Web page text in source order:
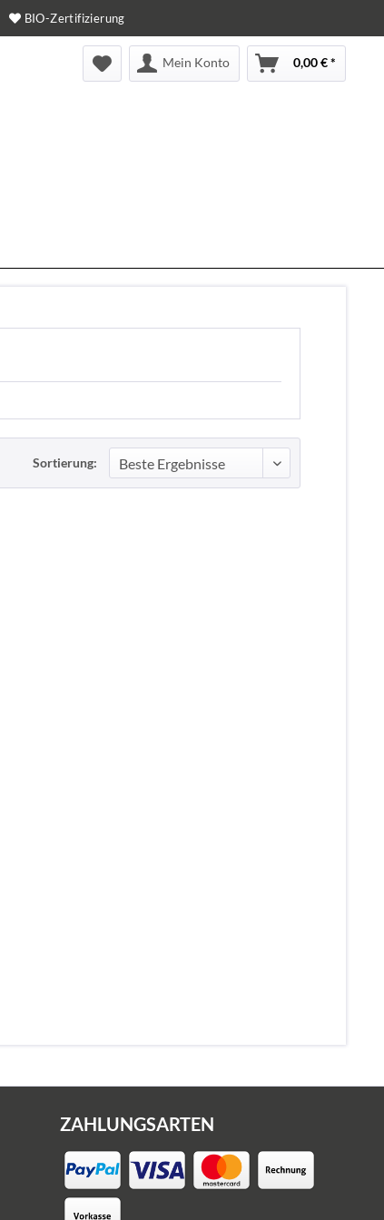
BIO-Zertifizierung
Mein Konto 0,00 € *
Sortierung:
ZAHLUNGSARTEN